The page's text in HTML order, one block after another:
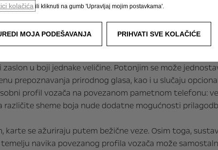
sustav za informiranje i zabavu
novu Mokku na posve novu razinu. Ovaj
u boji jednake veličine. Potonjim se može
prepoznavanja prirodnog glasa, kao i u slučaju
profil vozača na povezanom pametnom telefonu:
sheme boja nude dodatne mogućnosti
karte se ažuriraju putem bežične veze. Osim toga,
navika povezanog profila vozača može
kolačića ili kliknuti na gumb 'Upravljaj mojim postavkama'.
UREDI MOJA PODEŠAVANJA PRIHVATI SVE KOLAČIĆE